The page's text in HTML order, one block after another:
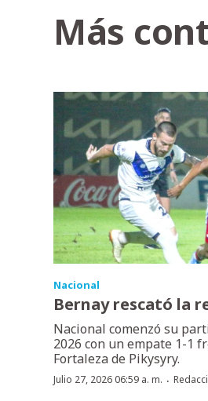
Más
Nacional
Bernay rescató la
Nacional comenzó su
2026 con un empate 1-1
Fortaleza de Pikysyry.
Julio 27, 2026 06:59 a. m. ·